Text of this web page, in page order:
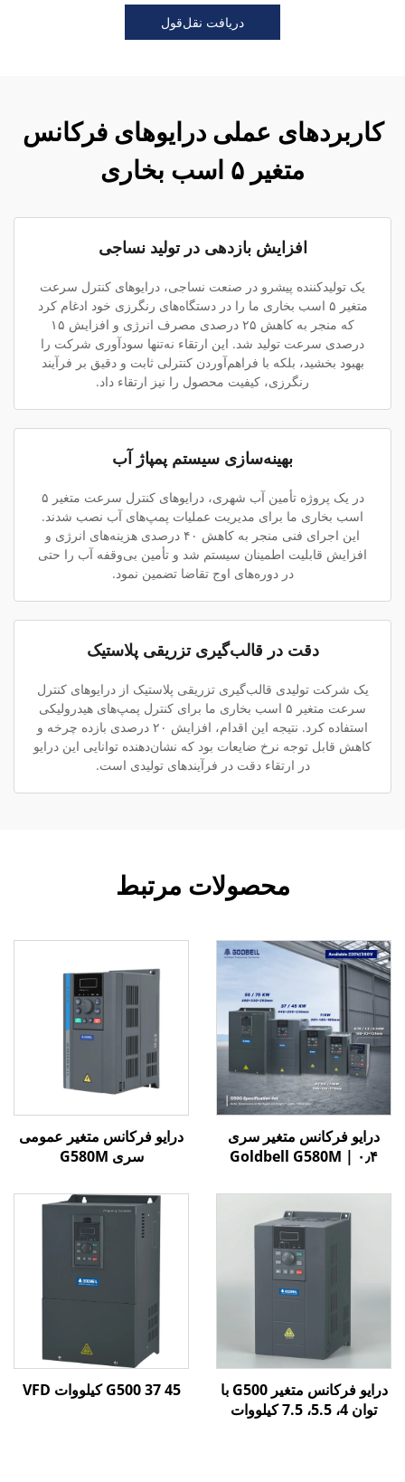
دریافت نقل‌قول
کاربردهای عملی درایوهای فرکانس
متغیر ۵ اسب بخاری
افزایش بازدهی در تولید نساجی
یک تولیدکننده پیشرو در صنعت نساجی، درایوهای کنترل سرعت
متغیر ۵ اسب بخاری ما را در دستگاه‌های رنگرزی خود ادغام کرد
که منجر به کاهش ۲۵ درصدی مصرف انرژی و افزایش ۱۵
درصدی سرعت تولید شد. این ارتقاء نه‌تنها سودآوری شرکت را
بهبود بخشید، بلکه با فراهم‌آوردن کنترلی ثابت و دقیق بر فرآیند
رنگرزی، کیفیت محصول را نیز ارتقاء داد.
بهینه‌سازی سیستم پمپاژ آب
در یک پروژه تأمین آب شهری، درایوهای کنترل سرعت متغیر ۵
اسب بخاری ما برای مدیریت عملیات پمپ‌های آب نصب شدند.
این اجرای فنی منجر به کاهش ۴۰ درصدی هزینه‌های انرژی و
افزایش قابلیت اطمینان سیستم شد و تأمین بی‌وقفه آب را حتی
در دوره‌های اوج تقاضا تضمین نمود.
دقت در قالب‌گیری تزریقی پلاستیک
یک شرکت تولیدی قالب‌گیری تزریقی پلاستیک از درایوهای کنترل
سرعت متغیر ۵ اسب بخاری ما برای کنترل پمپ‌های هیدرولیکی
استفاده کرد. نتیجه این اقدام، افزایش ۲۰ درصدی بازده چرخه و
کاهش قابل توجه نرخ ضایعات بود که نشان‌دهنده توانایی این درایو
در ارتقاء دقت در فرآیندهای تولیدی است.
محصولات مرتبط
درایو فرکانس متغیر سری
Goldbell G580M | ۰٫۴
کنترل V/F و برداری | درایو
فرکانس متغیر با گواهینامه
CE
درایو فرکانس متغیر عمومی
سری G580M
درایو فرکانس متغیر G500 با
توان 4، 5.5، 7.5 کیلووات
G500 37 45 کیلووات VFD